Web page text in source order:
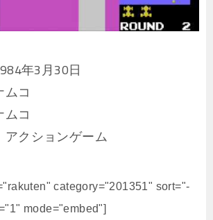
年3月30日
コ
コ
クションゲーム
category="201351" sort="-
mode="embed"]